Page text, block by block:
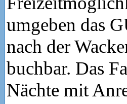
umgeben das
nach der
buchbar. Das
Nächte mit